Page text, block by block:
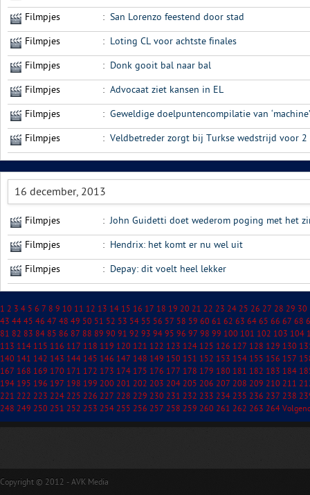
Filmpjes : San Lorenzo feestend door stad
Filmpjes : Loting CL voor achtste finales
Filmpjes : Donk gooit bal naar bal
Filmpjes : Advocaat ziet kansen in EL
Filmpjes : Geweldige doelpuntencompilatie van
Filmpjes : Veldbetreder zorgt bij Turkse wedstrijd voor 2
16 december, 2013
Filmpjes : John Guidetti doet wederom poging met het
Filmpjes : Hendrix: het komt er nu wel uit
Filmpjes : Depay: dit voelt heel lekker
1 2 3 4 5 6 7 8 9 10 11 12 13 14 15 16 17 18 19 20 21 22 23 24 25 26 27 28 29 30
43 44 45 46 47 48 49 50 51 52 53 54 55 56 57 58 59 60 61 62 63 64 65 66 67 68
81 82 83 84 85 86 87 88 89 90 91 92 93 94 95 96 97 98 99 100 101 102 103 104
113 114 115 116 117 118 119 120 121 122 123 124 125 126 127 128 129 130
140 141 142 143 144 145 146 147 148 149 150 151 152 153 154 155 156 157
167 168 169 170 171 172 173 174 175 176 177 178 179 180 181 182 183 184
194 195 196 197 198 199 200 201 202 203 204 205 206 207 208 209 210 211
221 222 223 224 225 226 227 228 229 230 231 232 233 234 235 236 237 238
248 249 250 251 252 253 254 255 256 257 258 259 260 261 262 263 264
Copyright © 2012 - AVK Media